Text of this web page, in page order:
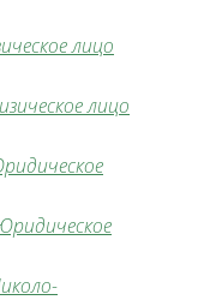
лицо
лицо